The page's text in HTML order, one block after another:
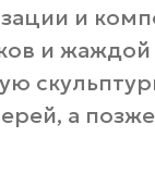
и
и жаждой
а